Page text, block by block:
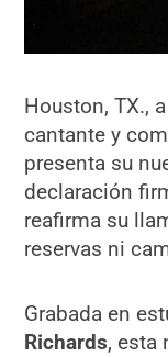
Houston, TX.,
cantante y
presenta su
declaración
reafirma su
reservas ni
Grabada en
Richards, esta